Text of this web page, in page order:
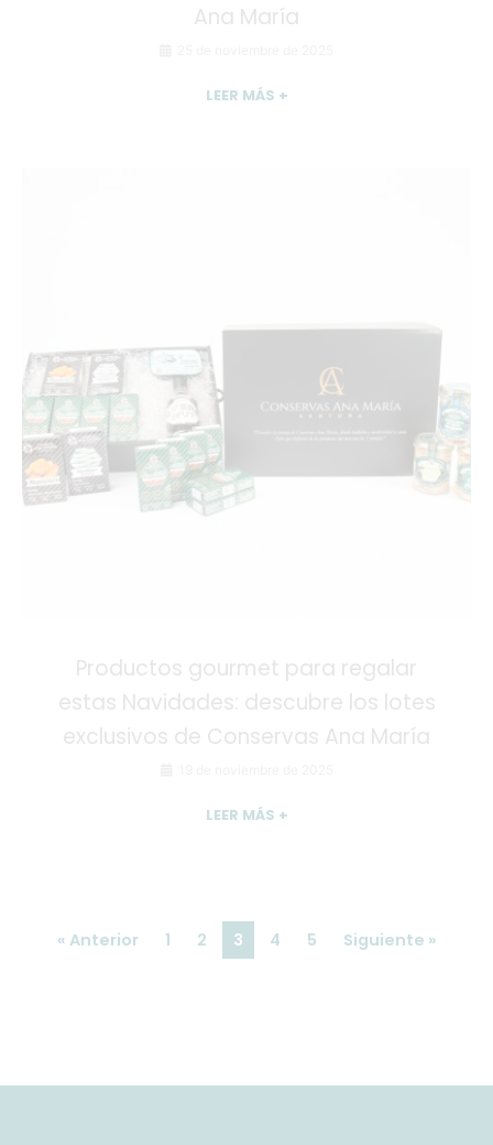
Ana María
LEER MÁS +
Productos gourmet para regalar
estas Navidades: descubre los lotes
exclusivos de Conservas Ana María
LEER MÁS +
« Anterior 1 2 3 4 5 Siguiente »